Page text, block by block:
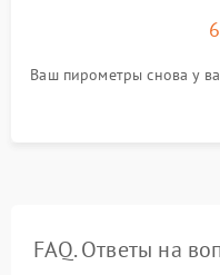
Ваш пирометры снова у
FAQ. Ответы на